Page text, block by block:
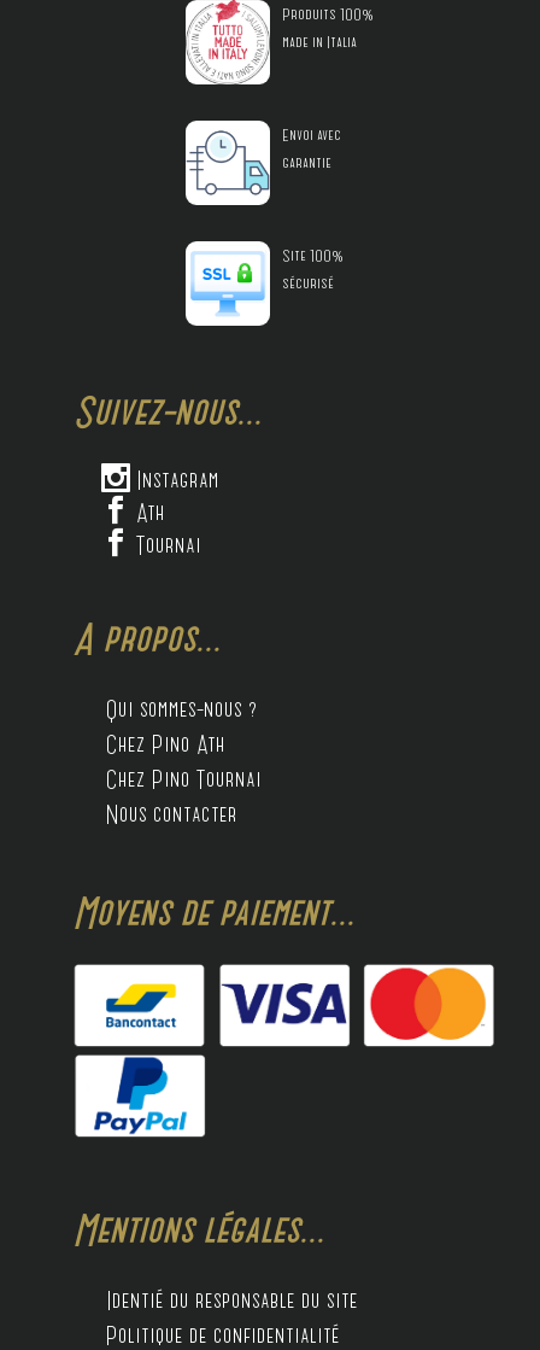
Produits 100%
made in Italia
Envoi avec
garantie
Site 100%
sécurisé
Suivez-nous...
 Instagram
 Ath
 Tournai
A propos...
Qui sommes-nous ?
Chez Pino Ath
Chez Pino Tournai
Nous contacter
Moyens de paiement...
Mentions légales...
Identié du responsable du site
Politique de confidentialité